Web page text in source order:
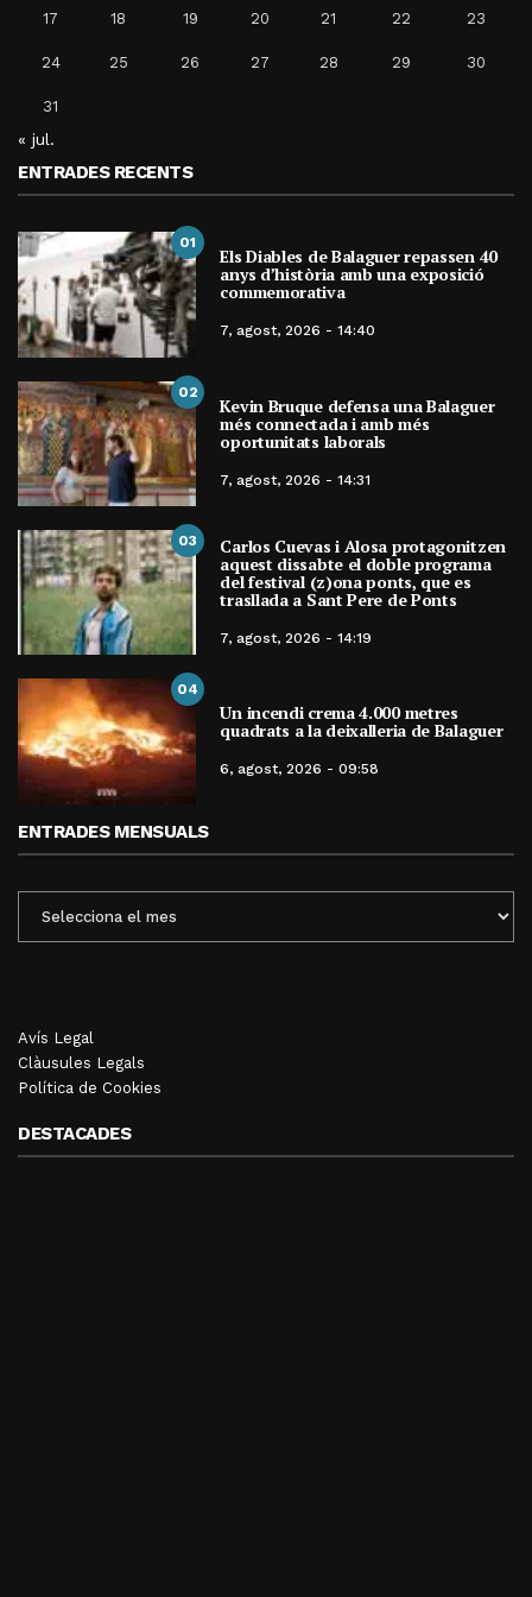
17 18 19 20 21 22 23
24 25 26 27 28 29 30
31
« jul.
ENTRADES RECENTS
01
Els Diables de Balaguer repassen 40
anys d’història amb una exposició
commemorativa
7, agost, 2026 - 14:40
02
Kevin Bruque defensa una Balaguer
més connectada i amb més
oportunitats laborals
7, agost, 2026 - 14:31
03 Carlos Cuevas i Alosa protagonitzen
aquest dissabte el doble programa
del festival (z)ona ponts, que es
trasllada a Sant Pere de Ponts
7, agost, 2026 - 14:19
04
Un incendi crema 4.000 metres
quadrats a la deixalleria de Balaguer
6, agost, 2026 - 09:58
ENTRADES MENSUALS
MENSUALS
Avís Legal
Clàusules Legals
Política de Cookies
DESTACADES